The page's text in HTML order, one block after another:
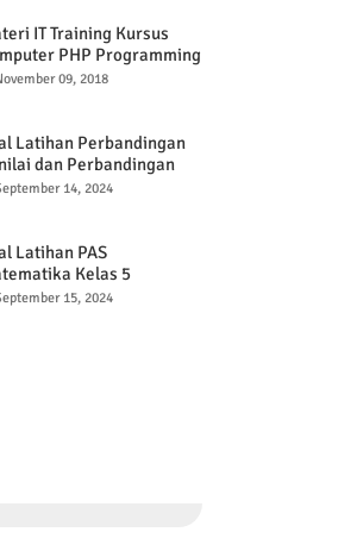
IT Training Kursus
PHP Programming
basic
09, 2018
Latihan Perbandingan
dan Perbandingan
Nilai14, 2024
Latihan PAS
Kelas 5
215, 2024